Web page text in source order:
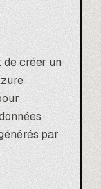
de créer un
par